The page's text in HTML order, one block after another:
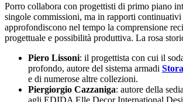
Porro collabora con progettisti di primo piano
singole commissioni, ma in rapporti continuativi
approfondiscono nel tempo la comprensione
progettuale e possibilità produttiva. La rosa
Piero Lissoni: il progettista con cui il
profondo, autore del sistema armadi
e di numerose altre collezioni.
Piergiorgio Cazzaniga: autore della sedia
agli EDIDA Elle Decor International